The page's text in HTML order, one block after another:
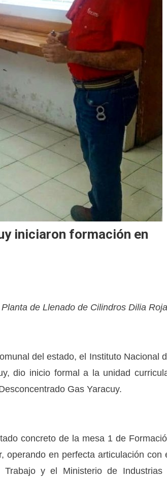
iniciaron formación en
de Llenado de Cilindros Dilia
del estado, el Instituto Nacional
dio inicio formal a la unidad
Gas Yaracuy.
concreto de la mesa 1 de
operando en perfecta articulación con
y el Ministerio de Industrias